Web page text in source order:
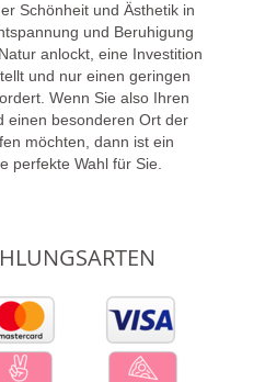
Schönheit und Ästhetik in
und Beruhigung
anlockt, eine Investition
und nur einen geringen
Wenn Sie also Ihren
einen besonderen Ort der
möchten, dann ist ein
perfekte Wahl für Sie.